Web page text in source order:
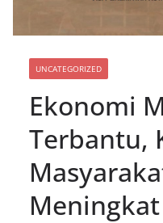
UNCATEGORIZED
Ekonomi
Terbantu,
Meningkat